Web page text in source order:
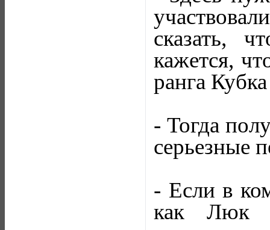
сказать,
кажется,
ранга
- Тогда
серьезные
- Если в
как Люк